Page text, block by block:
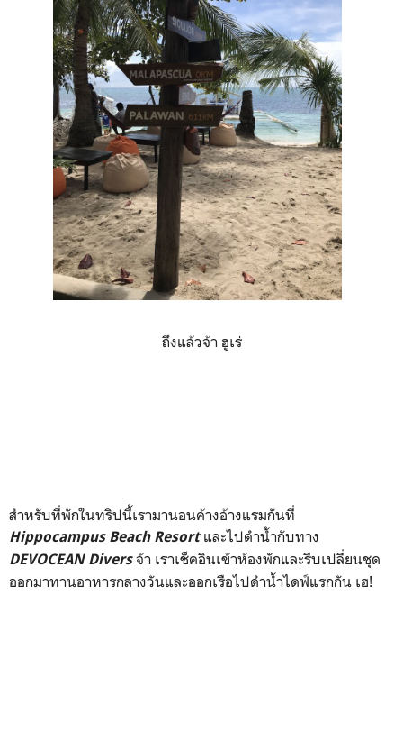
ถึงแล้วจ้า ฮูเร่
สำหรับที่พักในทริปนี้เรามานอนค้างอ้างแรมกันที่
Hippocampus Beach Resortและไปดำน้ำกับทาง
DEVOCEAN Diversจ้า เราเช็คอินเข้าห้องพักและรีบเปลี่ยนชุด
ออกมาทานอาหารกลางวันและออกเรือไปดำน้ำไดฟ์แรกกัน เฮ!